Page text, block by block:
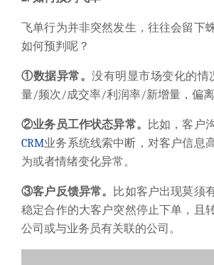
飞单行为并非突然发生，往往会留下
如何预判呢？
①数据异常。没有明显市场变化的
量/频次/成交率/利润率/新增量，偏离
②业务员工作状态异常。
比如，客户
CRM业务系统线索中断，对客户信息
为或者情绪变化异常。
③客户反馈异常。 比如客户出现莫须
稳定合作的大客户突然停止下单，且
公司或与业务员有关联的公司。